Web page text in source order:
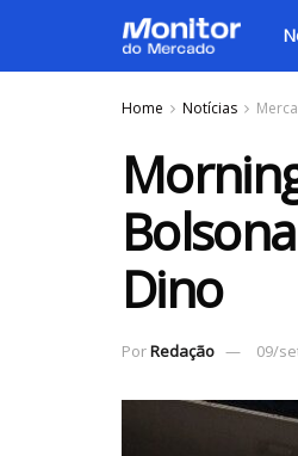
Home Notícias
Dino
PorRedação 09/